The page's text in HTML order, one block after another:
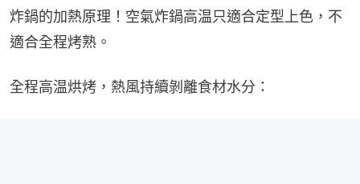
炸鍋的加熱原理！空氣炸鍋高温只適合定型上色，不
適合全程烤熟。
全程高温烘烤，熱風持續剝離食材水分：